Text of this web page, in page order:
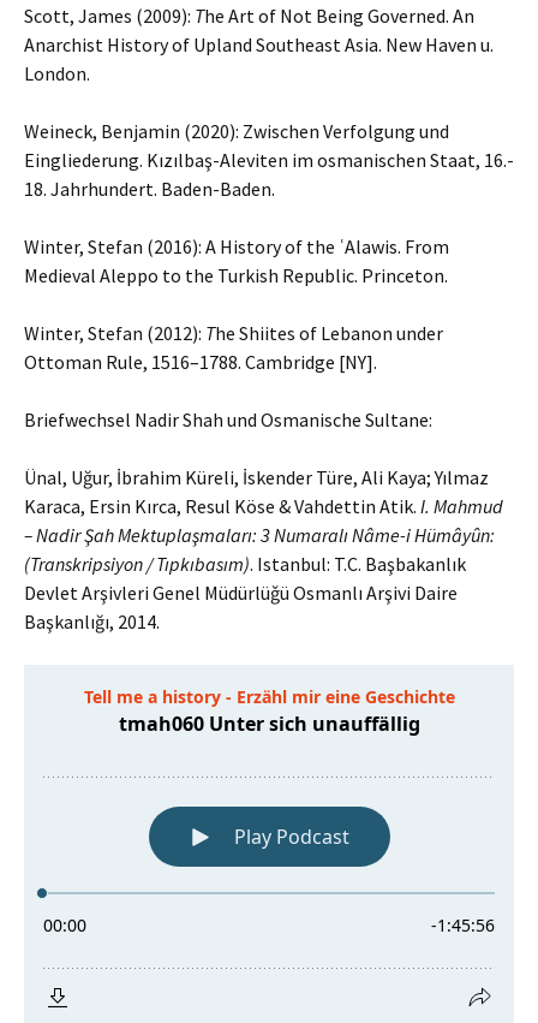
Scott, James (2009): The Art of Not Being Governed. An
Anarchist History of Upland Southeast Asia. New Haven u.
London.
Weineck, Benjamin (2020): Zwischen Verfolgung und
Eingliederung. Kızılbaş-Aleviten im osmanischen Staat, 16.-
18. Jahrhundert. Baden-Baden.
Winter, Stefan (2016): A History of the ʿAlawis. From
Medieval Aleppo to the Turkish Republic. Princeton.
Winter, Stefan (2012): The Shiites of Lebanon under
Ottoman Rule, 1516–1788. Cambridge [NY].
Briefwechsel Nadir Shah und Osmanische Sultane:
Ünal, Uğur, İbrahim Küreli, İskender Türe, Ali Kaya; Yılmaz
Karaca, Ersin Kırca, Resul Köse & Vahdettin Atik. I. Mahmud
– Nadir Şah Mektuplaşmaları: 3 Numaralı Nâme-i Hümâyûn:
(Transkripsiyon / Tıpkıbasım). Istanbul: T.C. Başbakanlık
Devlet Arşivleri Genel Müdürlüǧü Osmanlı Arşivi Daire
Başkanlığı, 2014.